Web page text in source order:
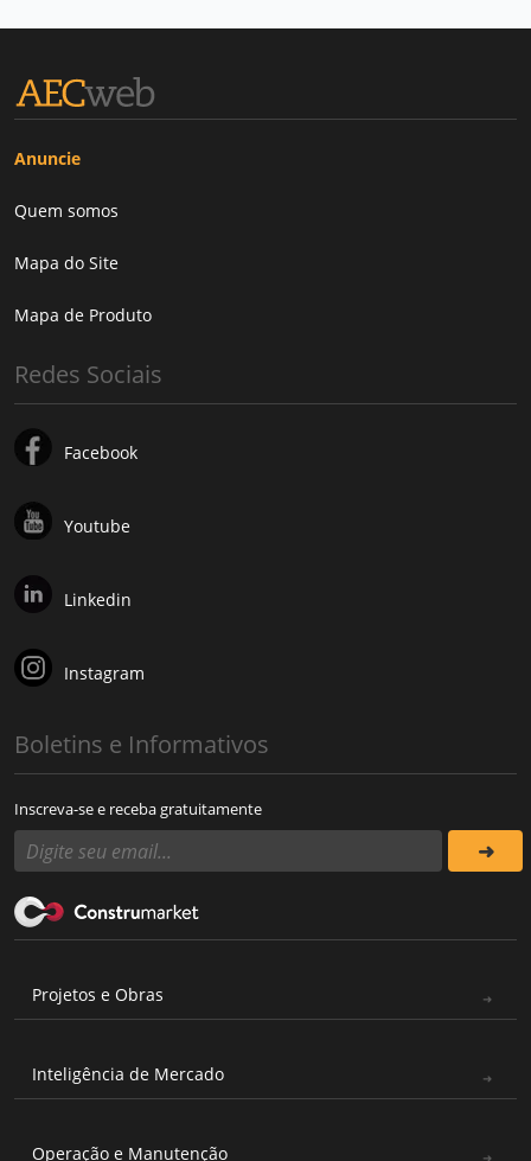
Anuncie
Quem somos
Mapa do Site
Mapa de Produto
Redes Sociais
Facebook
Youtube
Linkedin
Instagram
Boletins e Informativos
Inscreva-se e receba gratuitamente
Projetos e Obras
Inteligência de Mercado
Operação e Manutenção